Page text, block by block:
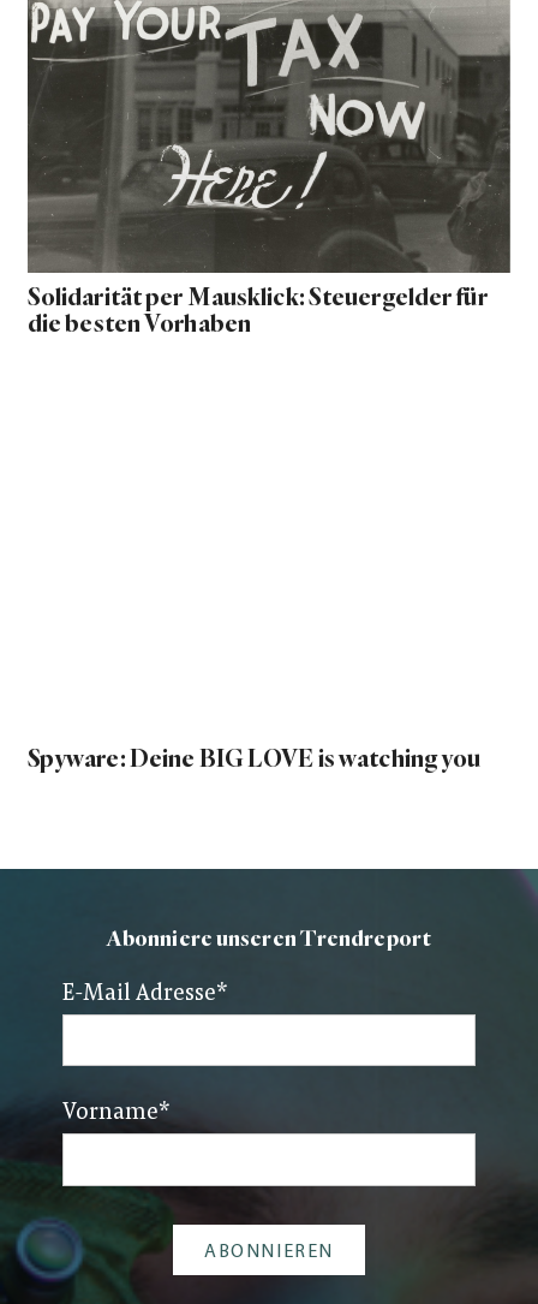
Solidarität per Mausklick: Steuergelder für
die besten Vorhaben
Spyware: Deine BIG LOVE is watching you
Abonniere unseren Trendreport
E-Mail Adresse*
Vorname*